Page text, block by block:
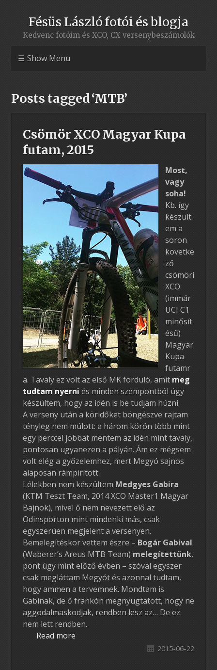
Fésüs László fotói és blogja
Kedvenc fotóim és XCO, CX versenybeszámolók
Show Menu
Posts tagged ‘MTB’
Csömör XCO Magyar Kupa
futam, 2015
Most,
vagy
soha!
Kb. így
készült
em a
soron
követke
ző
csömöri
XCO
(immár
UCI C1
minősít
ésű)
Magyar
Kupa
futamr
a. Tavaly ez volt az első MK forduló, amit meg
tudtam nyerni és minden szempontból úgy
készültem, hogy az idén is be tudjam húzni.
A verseny után a köridőket böngészve rajtam
tényleg nem múlott: a három körön több mint
egy perccel jobbat mentem az idén mint tavaly,
pontosan ugyanezen a pályán. Ám ez mégsem
volt elég a győzelemhez, mert Megyó sajnos
alaposan rámpirított.
Lélekben nem készültem Medgyes Gabira
(KTM Teszt Team, 2014 XCO Master1 Magyar
Bajnok), mivel ő nem nevezett elő az
Odinsporton mint mindenki más, csak
egyszerüen megjelent a versenyen.
Bemelegítéskor vettem észre – Bogár Gabival
(Waberer’s Areus MTB Team) melegítettünk,
pont úgy mint előző évben – szóval egyszer
csak megláttam Megyót és azonnal tudtam,
hogy ammen a tervemnek. Mondtam is
Gabinak, de ő frankón megnyugtatott, hogy ne
aggodalmaskodjak, rendben lesz az… De ez
nem lett rendben.
Read more
2015-06-22